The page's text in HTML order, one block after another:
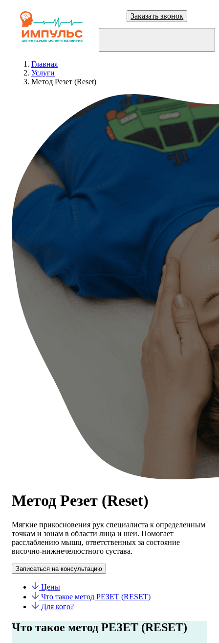
Заказать звонок
Главная
Услуги
Метод Резет (Reset)
Метод Резет (Reset)
Мягкие прикосновения рук специалиста к определенным
точкам и зонам в области лица и шеи. Помогает
расслаблению мышц, ответственных за состояние
височно-нижнечелюстного сустава.
Записаться на консультацию
Цены
Что такое метод РЕЗЕТ (RESET)
Для кого?
Что такое метод РЕЗЕТ (RESET)